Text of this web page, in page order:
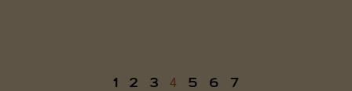
1 2 3 4 5 6 7